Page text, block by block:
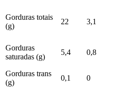
Gorduras totais
(g)
22 3,1
Gorduras
saturadas (g)
5,4 0,8
Gorduras trans
(g)
0,1 0